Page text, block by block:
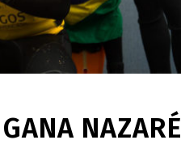
NAZARÉ